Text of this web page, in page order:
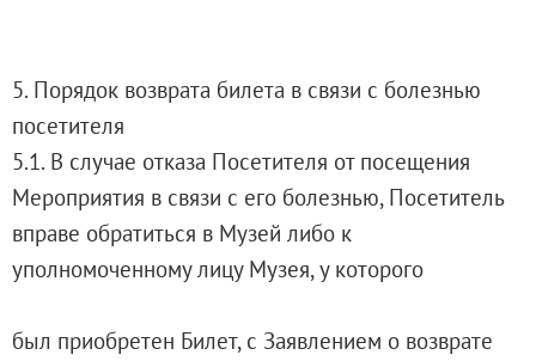
5. Порядок возврата билета в связи с болезнью
посетителя
5.1. В случае отказа Посетителя от посещения
Мероприятия в связи с его болезнью, Посетитель
вправе обратиться в Музей либо к
уполномоченному лицу Музея, у которого
был приобретен Билет, с Заявлением о возврате